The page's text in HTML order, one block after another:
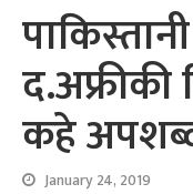
द.अफ्रीकी
कहे
January 24, 2019